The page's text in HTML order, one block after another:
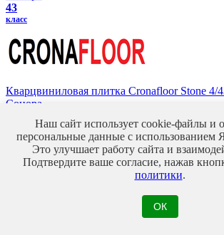
43
класс
Кварцвиниловая плитка Cronafloor Stone 4/
Сонора
Производитель: Cronafloor
Класс: 43
Толщина, мм: 4
Пожарный сертификат: КМ2
Наш сайт использует cookie-файлы и
персональные данные с использованием
Это улучшает работу сайта и
Подтвердите ваше согласие, нажав
политики.
ОК